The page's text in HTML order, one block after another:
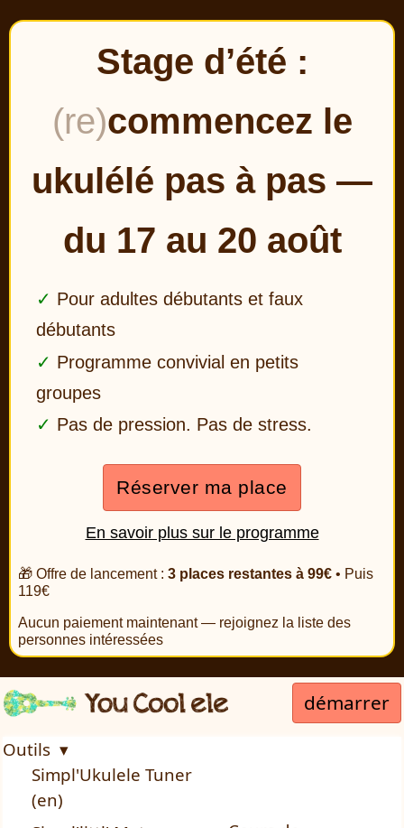
Stage d’été :
(re)commencez le
ukulélé pas à pas —
du 17 au 20 août
Pour adultes débutants et faux
débutants
Programme convivial en petits
groupes
Pas de pression. Pas de stress.
Réserver ma place
En savoir plus sur le programme
🎁 Offre de lancement :3 places restantes à 99€ • Puis
119€
Aucun paiement maintenant — rejoignez la liste des
personnes intéressées
Outils ▾
Simpl'Ukulele Tuner
(en)
démarrer